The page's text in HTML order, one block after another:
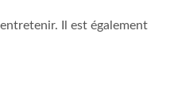
Il est également